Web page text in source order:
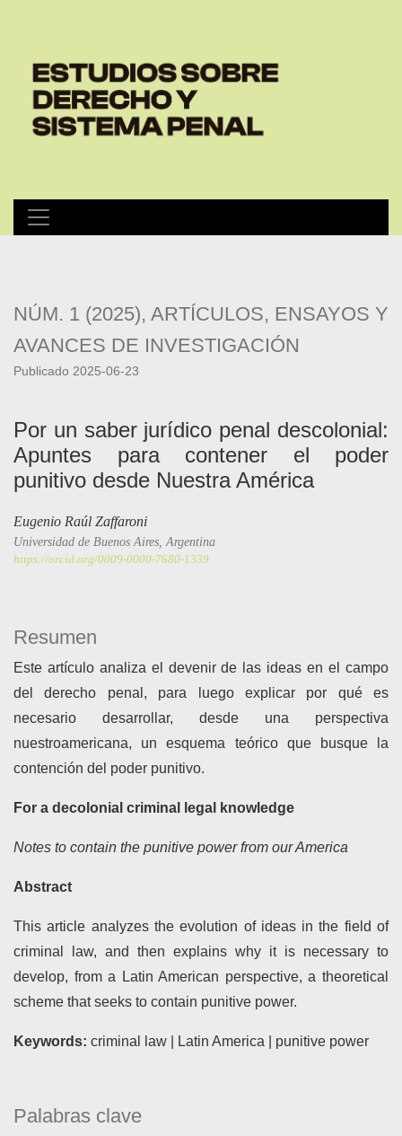
NÚM. 1 (2025), ARTÍCULOS, ENSAYOS Y
AVANCES DE INVESTIGACIÓN
Por un saber jurídico penal descolonial:
Apuntes para contener el poder
punitivo desde Nuestra América
Publicado 2025-06-23
Eugenio Raúl Zaffaroni
Universidad de Buenos Aires, Argentina
https://orcid.org/0009-0000-7680-1339
Palabras clave
Resumen
Este artículo analiza el devenir de las ideas en el campo
del derecho penal, para luego explicar por qué es
necesario desarrollar, desde una perspectiva
nuestroamericana, un esquema teórico que busque la
contención del poder punitivo.
For a decolonial criminal legal knowledge
Notes to contain the punitive power from our America
Abstract
This article analyzes the evolution of ideas in the field of
criminal law, and then explains why it is necessary to
develop, from a Latin American perspective, a theoretical
scheme that seeks to contain punitive power.
Keywords: criminal law | Latin America | punitive power